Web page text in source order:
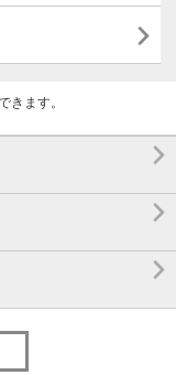

きます。


